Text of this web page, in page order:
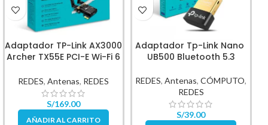
Adaptador TP-Link AX3000
Archer TX55E PCI-E Wi-Fi 6
REDES,Antenas, REDES
S/169.00
AÑADIR AL CARRITO
Adaptador Tp-Link Nano
UB500 Bluetooth 5.3
REDES,Antenas,CÓMPUTO,
REDES
S/39.00